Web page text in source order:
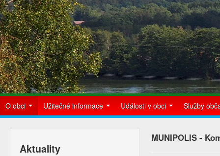
O obci Užitečné informace Události v obci Služby
Aktuality
MUNIPOLIS -